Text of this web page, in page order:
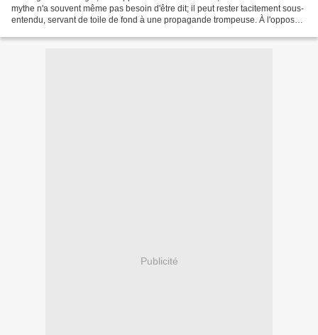
mythe n'a souvent même pas besoin d'être dit; il peut rester tacitement sous-
entendu, servant de toile de fond à une propagande trompeuse. À l'opposé,
Publicité